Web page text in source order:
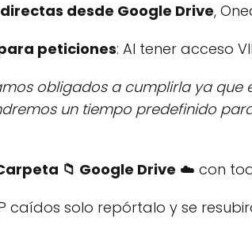
desde Google Drive,
peticiones: Al tener acceso
obligados a cumplirla ya que
un tiempo predefinido
📁​ Google Drive ☁️​ con
caídos solo repórtalo y se